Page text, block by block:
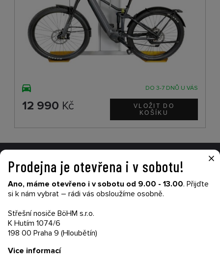
DO 3-7 DNŮ U VÁS
12 990 Kč
VŠE O NÁKUPU
Garance nákupu
Obchodní podmínky
×
Prodejna je otevřena i v sobotu!
Ano, máme otevřeno i v sobotu od 9.00 - 13.00. Přijďte
si k nám vybrat – rádi vás obsloužíme osobně.
Střešní nosiče BöHM s.r.o.
K Hutím 1074/6
198 00 Praha 9 (Hloubětín)
Vice informací